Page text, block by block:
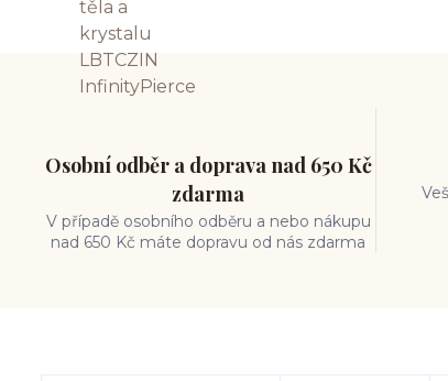
Osobní odběr a doprava nad 650 Kč
zdarma
V případě osobního odběru a nebo nákupu
nad 650 Kč máte dopravu od nás zdarma